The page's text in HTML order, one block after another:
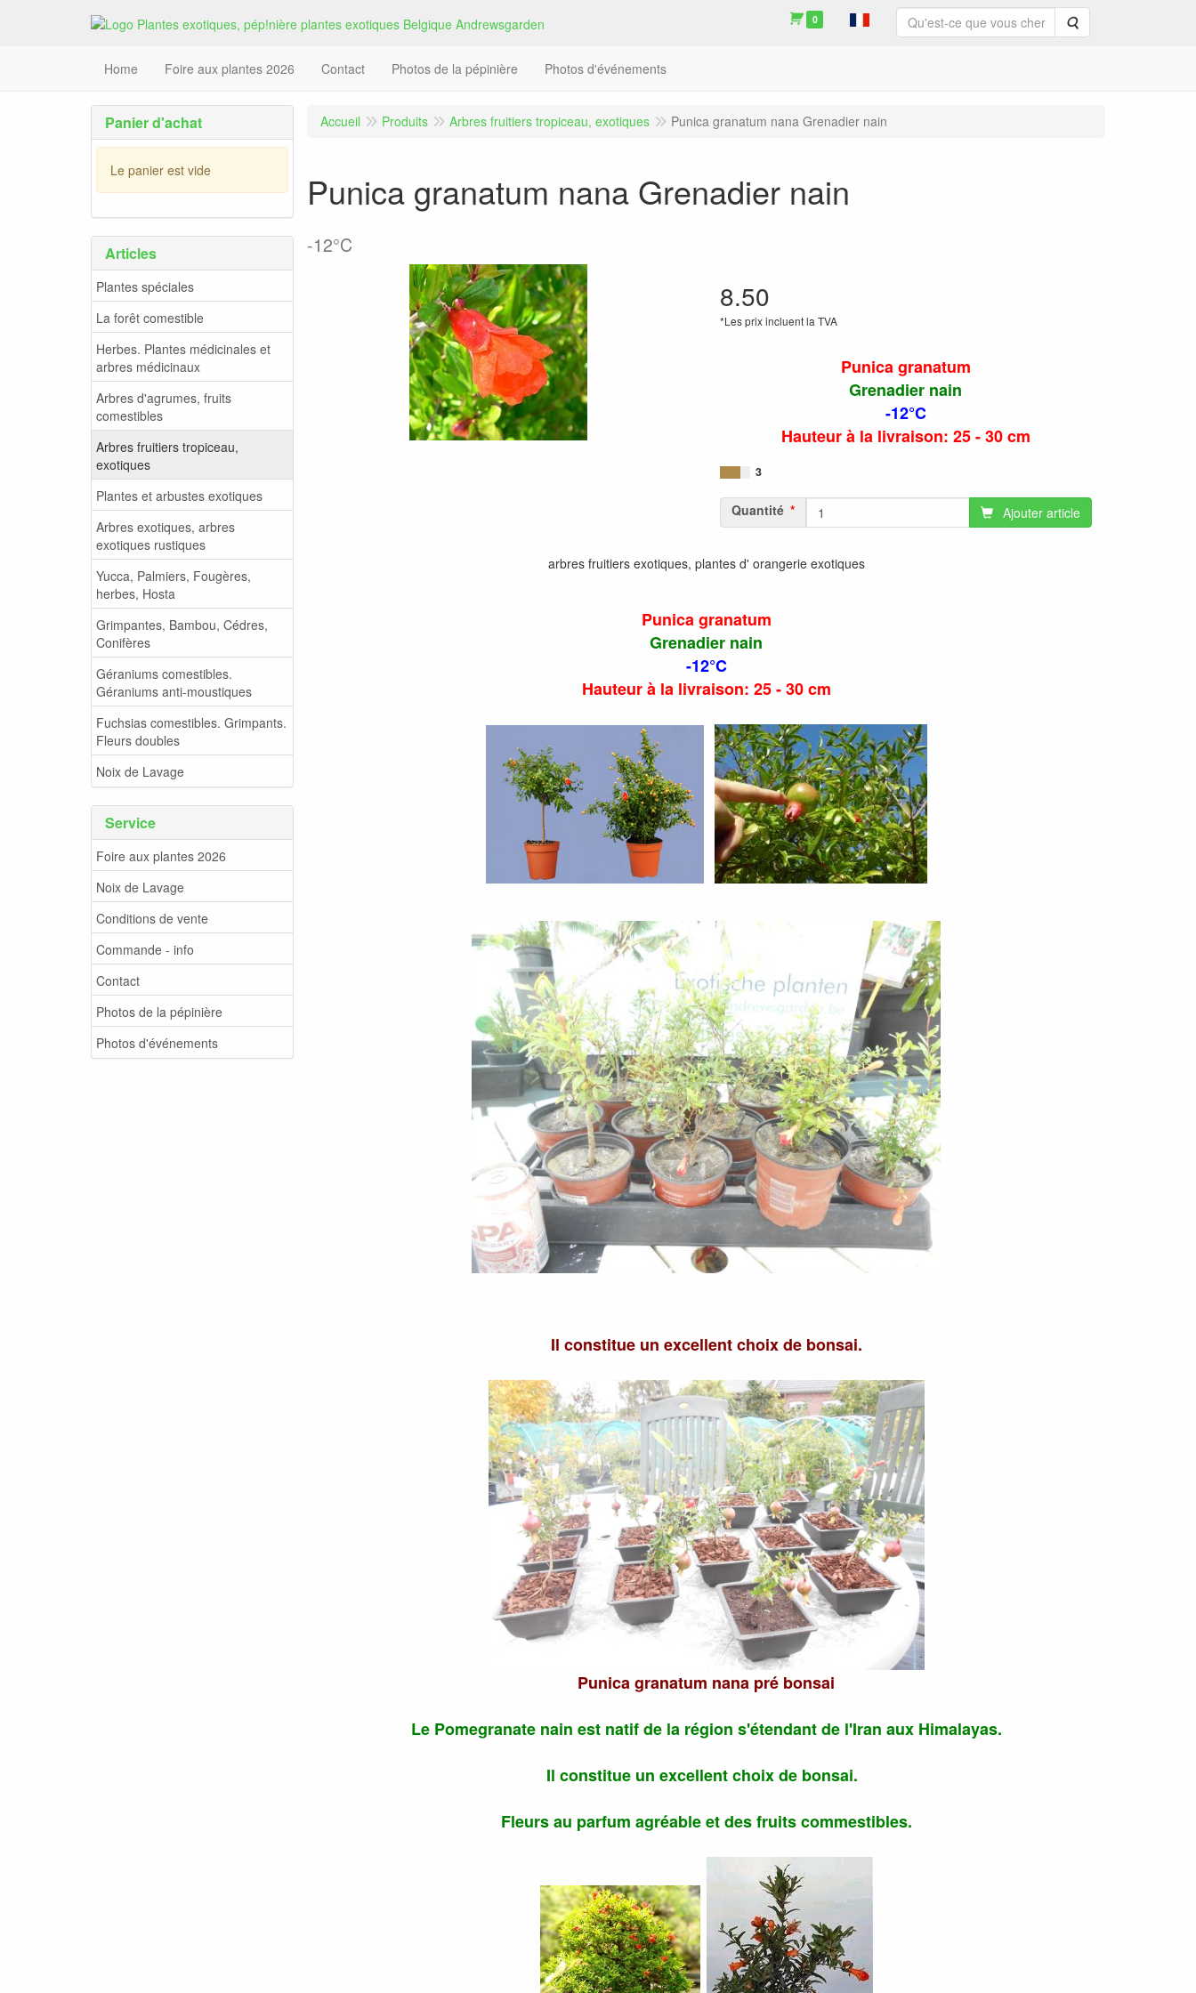
0 Rechercher
Home Foire aux plantes 2026 Contact Photos de la pépinière Photos d'événements
Panier d'achat
Le panier est vide
Articles
Plantes spéciales
La forêt comestible
Herbes. Plantes médicinales et
arbres médicinaux
Arbres d'agrumes, fruits
comestibles
Arbres fruitiers tropiceau,
exotiques
Plantes et arbustes exotiques
Arbres exotiques, arbres
exotiques rustiques
Yucca, Palmiers, Fougères,
herbes, Hosta
Grimpantes, Bambou, Cédres,
Conifères
Géraniums comestibles.
Géraniums anti-moustiques
Fuchsias comestibles. Grimpants.
Fleurs doubles
Noix de Lavage
Service
Foire aux plantes 2026
Noix de Lavage
Conditions de vente
Commande - info
Contact
Photos de la pépinière
Photos d'événements
Accueil Produits Arbres fruitiers tropiceau, exotiques Punica granatum nana Grenadier nain
Punica granatum nana Grenadier nain
-12°C
8.50
*Les prix incluent la TVA
Punica granatum
Grenadier nain
-12°C
Hauteur à la livraison: 25 - 30 cm
3
Quantité Ajouter article
arbres fruitiers exotiques, plantes d' orangerie exotiques
Punica granatum
Grenadier nain
-12°C
Hauteur à la livraison: 25 - 30 cm
Il constitue un excellent choix de bonsai.
Punica granatum nana pré bonsai
Le Pomegranate nain est natif de la région s'étendant de l'Iran aux Himalayas.
Il constitue un excellent choix de bonsai.
Fleurs au parfum agréable et des fruits commestibles.